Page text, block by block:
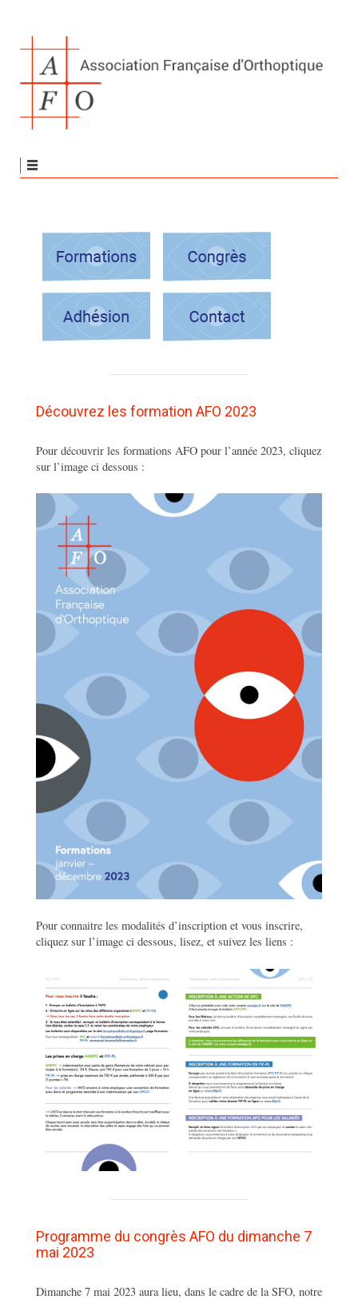
Découvrez les formation AFO 2023
Pour découvrir les formations AFO pour l’année 2023, cliquez
sur l’image ci dessous :
Pour connaitre les modalités d’inscription et vous inscrire,
cliquez sur l’image ci dessous, lisez, et suivez les liens :
Programme du congrès AFO du dimanche 7
mai 2023
Dimanche 7 mai 2023 aura lieu, dans le cadre de la SFO, notre